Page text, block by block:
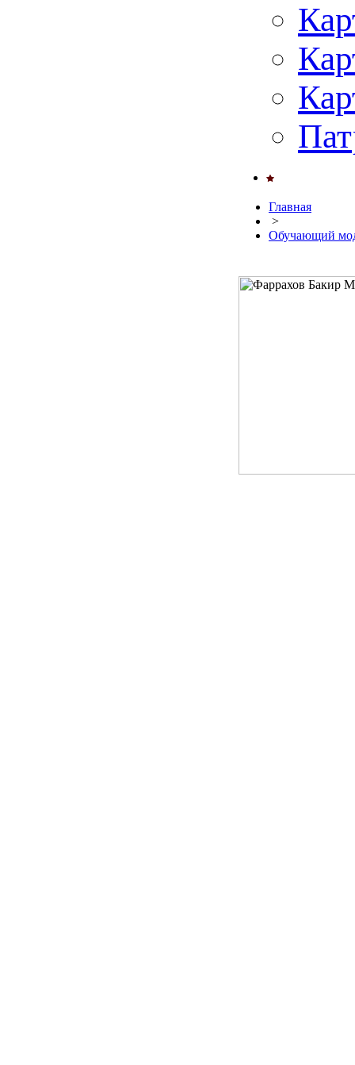
Главная
>
Обучающий